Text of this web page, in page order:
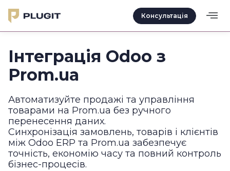
Консультація
Інтеграція Odoo з
Prom.ua
Автоматизуйте продажі та управління
товарами на Prom.ua без ручного
перенесення даних.
Синхронізація замовлень, товарів і клієнтів
між Odoo ERP та Prom.ua забезпечує
точність, економію часу та повний контроль
бізнес-процесів.